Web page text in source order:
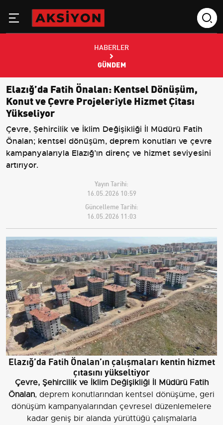
HABERLER
GÜNDEM
Elazığ’da Fatih Önalan: Kentsel Dönüşüm,
Konut ve Çevre Projeleriyle Hizmet Çitası
Yükseliyor
Çevre, Şehircilik ve İklim Değişikliği İl Müdürü Fatih
Önalan; kentsel dönüşüm, deprem konutları ve çevre
kampanyalarıyla Elazığ’ın direnç ve hizmet seviyesini
artırıyor.
Yayın Tarihi:
16.05.2026 10:59
Güncelleme Tarihi:
16.05.2026 11:03
Elazığ’da Fatih Önalan’ın çalışmaları kentin hizmet
çıtasını yükseltiyor
Çevre, Şehircilik ve İklim Değişikliği İl Müdürü Fatih
Önalan, deprem konutlarından kentsel dönüşüme, geri
dönüşüm kampanyalarından çevresel düzenlemelere
kadar geniş bir alanda yürüttüğü çalışmalarla